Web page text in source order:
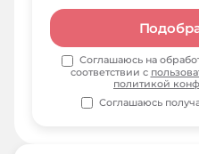
Соглашаюсь на
соответствии с
политикой
Соглашаюсь